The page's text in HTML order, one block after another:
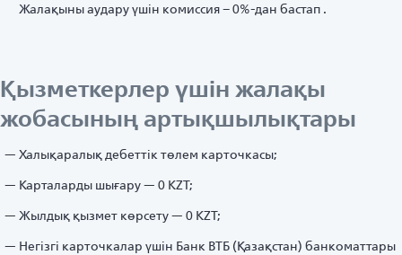
Жалақыны аудару үшін комиссия – 0%-дан бастап .
Қызметкерлер үшін жалақы
жобасының артықшылықтары
Халықаралық дебеттік төлем карточкасы;
Карталарды шығару — 0 KZT;
Жылдық қызмет көрсету — 0 KZT;
Негізгі карточкалар үшін Банк ВТБ (Қазақстан) банкоматтары